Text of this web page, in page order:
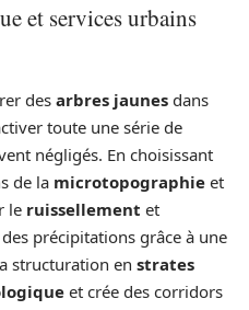
et services urbains
des arbres jaunes dans
toute une série de
négligés. En choisissant
de la microtopographie et
le ruissellement et
précipitations grâce à une
structuration en strates
et crée des corridors